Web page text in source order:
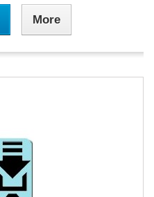
More